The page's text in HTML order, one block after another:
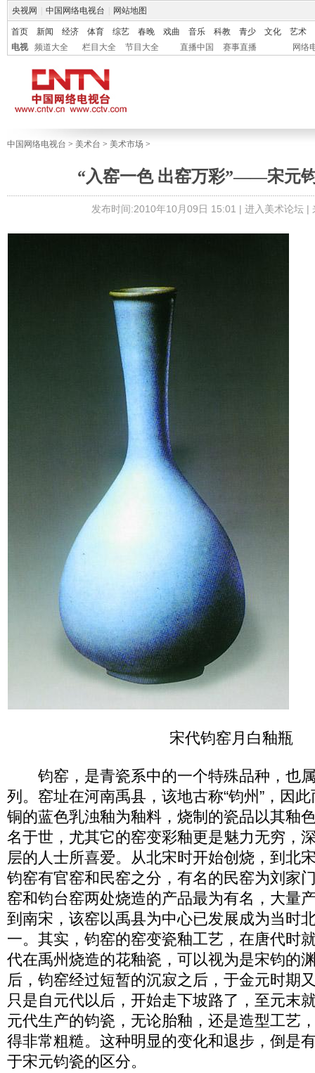
央视网 中国网络电视台 网站地图
首页 新闻 经济 体育 综艺 春晚 戏曲 音乐 科教 青少 文化
艺术
电视
频道大全 栏目大全 节目大全 直播中国 赛事直播 网络
中国网络电视台 > 美术台 > 美术市场 >
“入窑一色 出窑万彩”——宋元
发布时间:2010年10月09日 15:01 | 进入美术论坛|
宋代钧窑月白釉瓶
钧窑，是青瓷系中的一个特殊品种，也
列。窑址在河南禹县，该地古称“钧州”，因
铜的蓝色乳浊釉为釉料，烧制的瓷品以其釉
名于世，尤其它的窑变彩釉更是魅力无穷，
层的人士所喜爱。从北宋时开始创烧，到北
钧窑有官窑和民窑之分，有名的民窑为刘家
窑和钧台窑两处烧造的产品最为有名，大量
到南宋，该窑以禹县为中心已发展成为当时
一。其实，钧窑的窑变瓷釉工艺，在唐代时
代在禹州烧造的花釉瓷，可以视为是宋钧的
后，钧窑经过短暂的沉寂之后，于金元时期
只是自元代以后，开始走下坡路了，至元末
元代生产的钧瓷，无论胎釉，还是造型工艺
得非常粗糙。这种明显的变化和退步，倒是
于宋元钧瓷的区分。